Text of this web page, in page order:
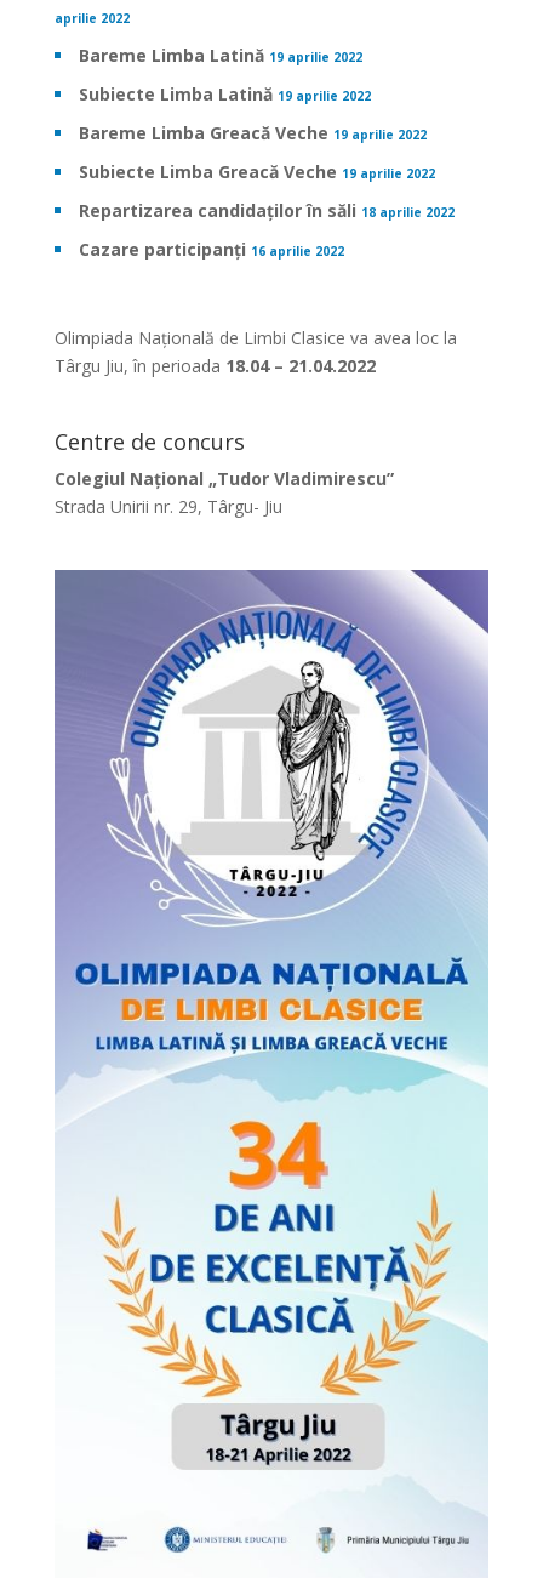
aprilie 2022
Bareme Limba Latină 19 aprilie 2022
Subiecte Limba Latină 19 aprilie 2022
Bareme Limba Greacă Veche 19 aprilie 2022
Subiecte Limba Greacă Veche 19 aprilie 2022
Repartizarea candidaților în săli 18 aprilie 2022
Cazare participanți 16 aprilie 2022
Olimpiada Națională de Limbi Clasice va avea loc la
Târgu Jiu, în perioada 18.04 – 21.04.2022
Centre de concurs
Colegiul Național „Tudor Vladimirescu”
Strada Unirii nr. 29, Târgu- Jiu